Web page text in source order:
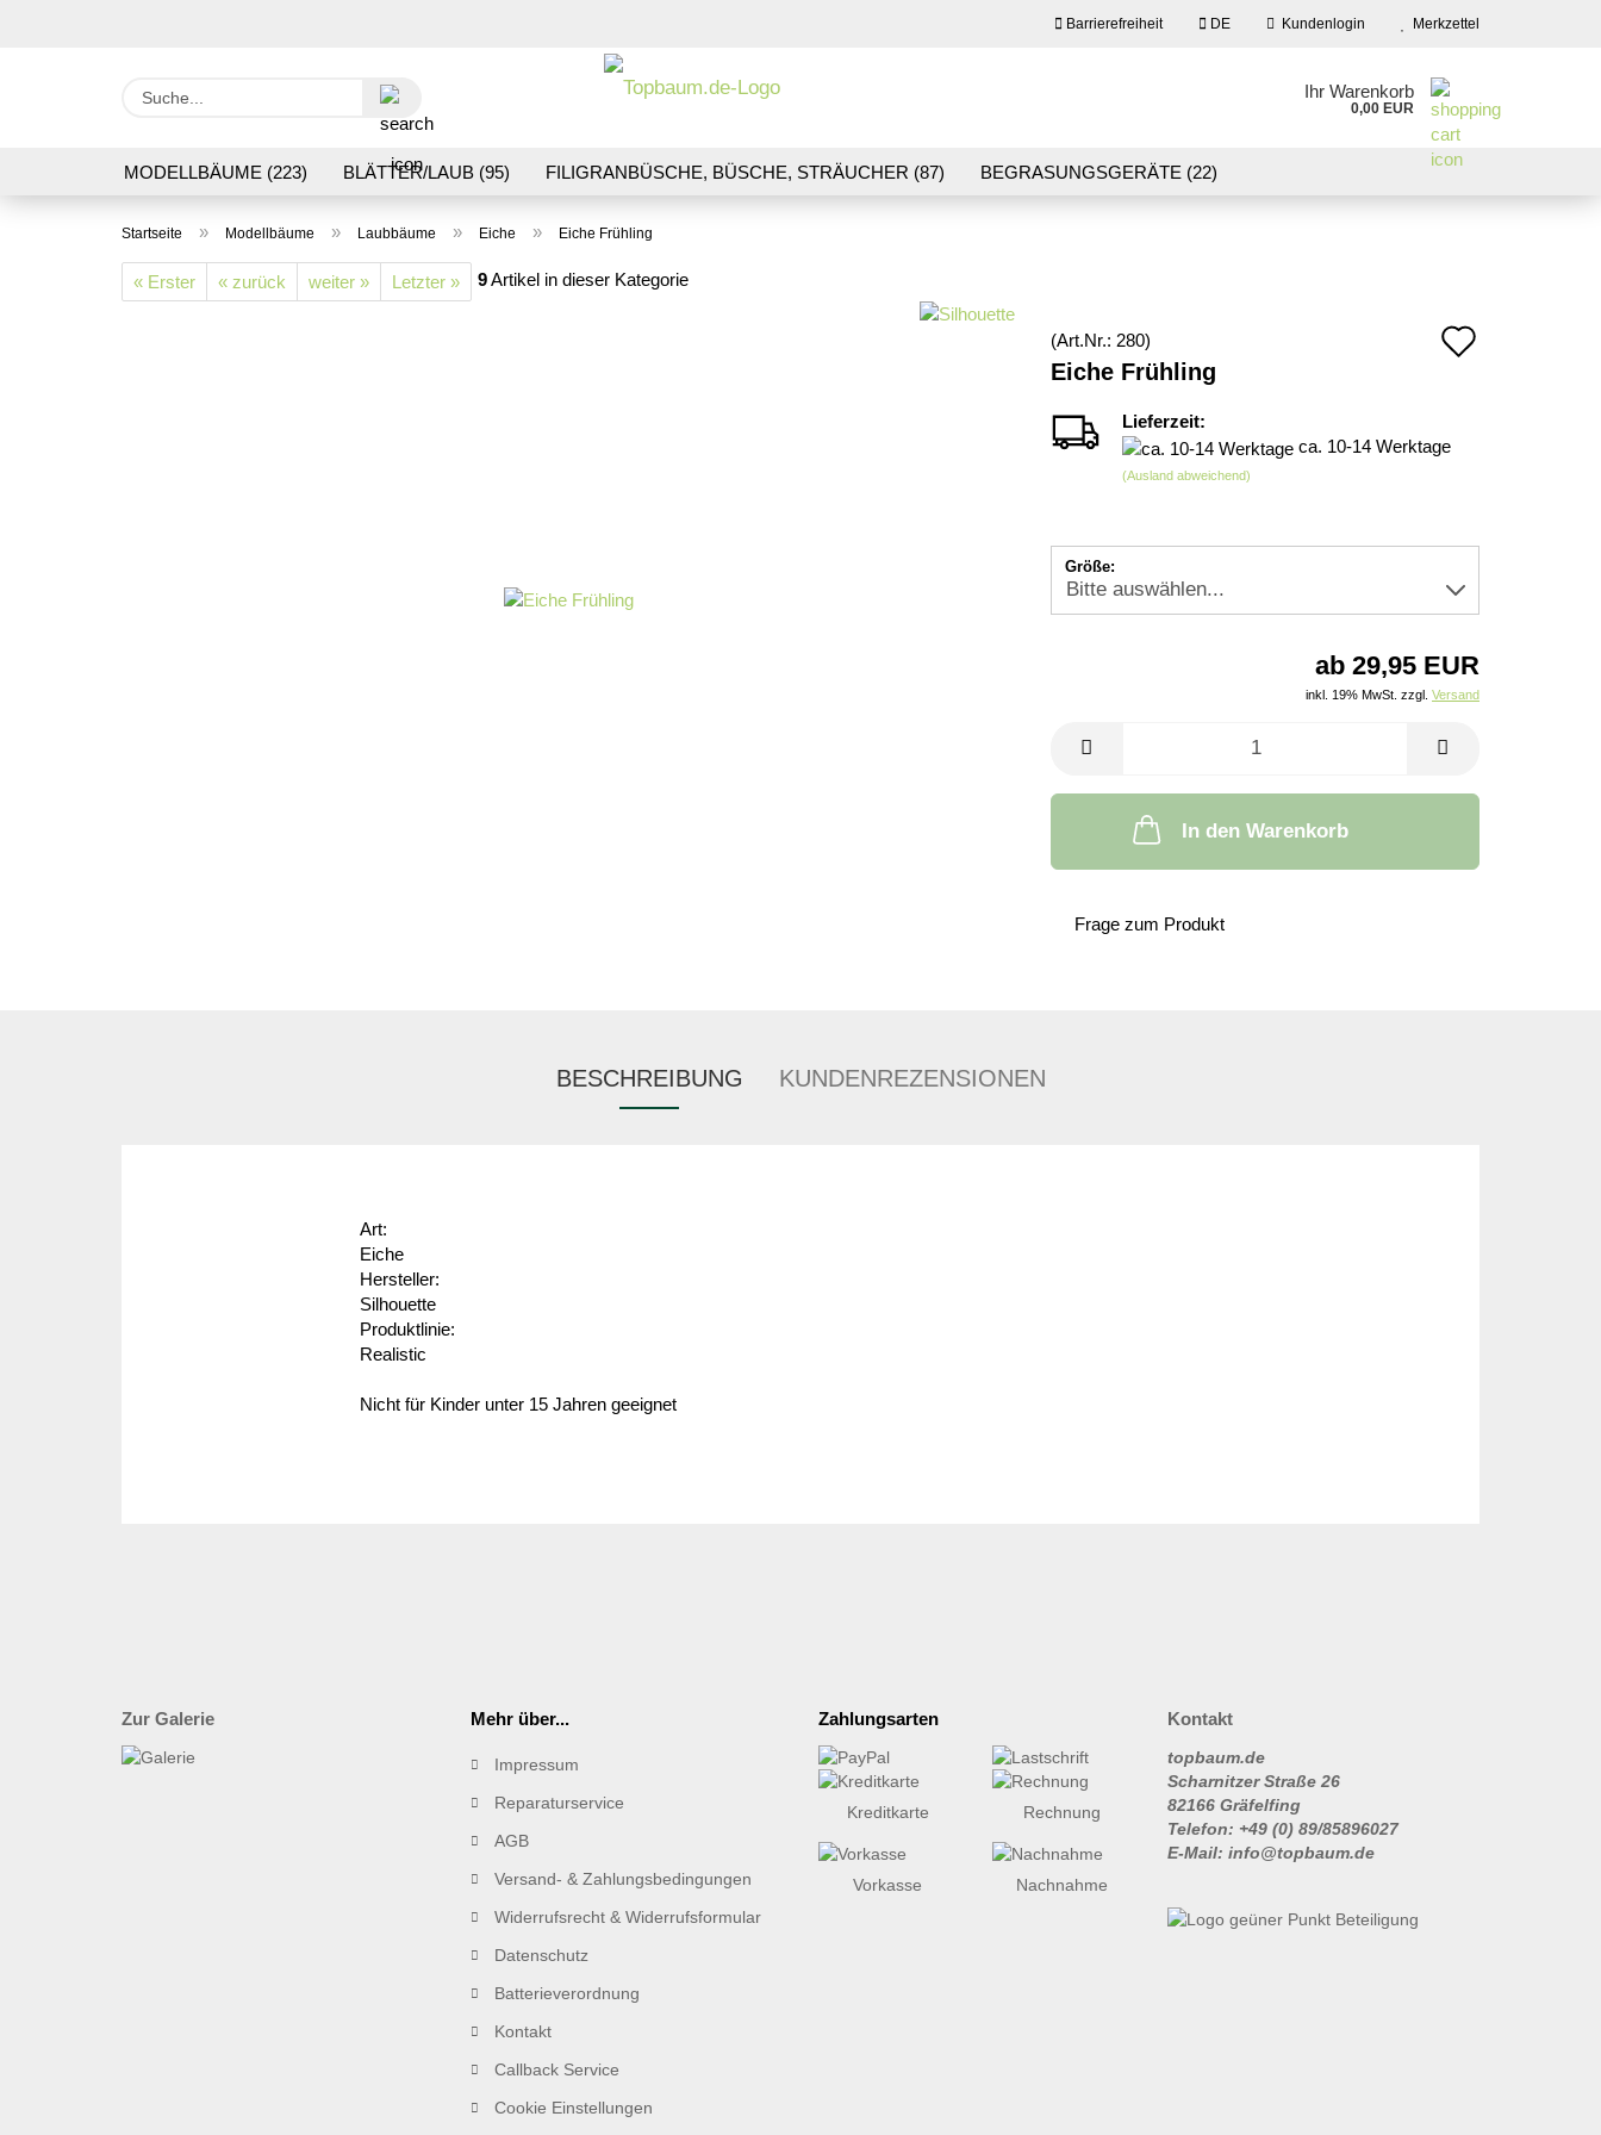
Barrierefreiheit DE Kundenlogin
Konto erstellen
Merkzettel
Ihr Warenkorb
0,00 EUR
MODELLBÄUME (223) BLÄTTER/LAUB (95) FILIGRANBÜSCHE, BÜSCHE, STRÄUCHER (87) BEGRASUNGSGERÄTE (22)
VERARBEITUNG/WERKZEUGE (16) SCHOTTER & GLEISBAU (36)
Startseite » Modellbäume » Laubbäume » Eiche » Eiche Frühling
« Erster « zurück weiter » Letzter » 9Artikel in dieser Kategorie
(Art.Nr.: 280)
Eiche Frühling
Lieferzeit:
ca. 10-14 Werktage
(Ausland abweichend)
Größe:
ab 29,95 EUR
inkl. 19% MwSt. zzgl. Versand
In den Warenkorb
Frage zum Produkt
BESCHREIBUNG KUNDENREZENSIONEN
Art:
Eiche
Hersteller:
Silhouette
Produktlinie:
Realistic
Nicht für Kinder unter 15 Jahren geeignet
Zur Galerie Mehr über...
Impressum
Reparaturservice
AGB
Versand- & Zahlungsbedingungen
Widerrufsrecht & Widerrufsformular
Datenschutz
Batterieverordnung
Kontakt
Callback Service
Cookie Einstellungen
Zahlungsarten
Kreditkarte Rechnung
Vorkasse Nachnahme
Kontakt
topbaum.de
Scharnitzer Straße 26
82166 Gräfelfing
Telefon: +49 (0) 89/85896027
E-Mail: info@topbaum.de